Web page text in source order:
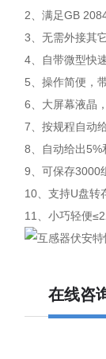
2、满足GB
3、无需外接其
4、自带微型快
5、操作简便，
6、大屏幕液晶
7、按规程自动
8、自动给出5%
9、可保存3000
10、支持U盘转
11、小巧轻便
在线咨